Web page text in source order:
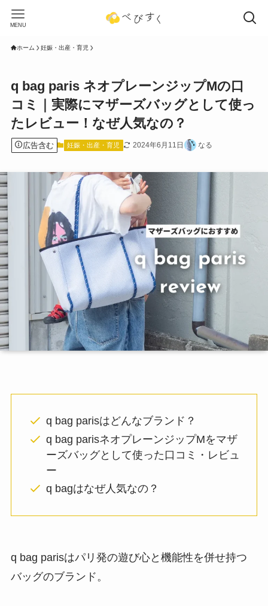
MENU
ホーム 妊娠・出産・育児
q bag paris ネオプレーンジップMの口
コミ｜実際にマザーズバッグとして使っ
たレビュー！なぜ人気なの？
広告含む 妊娠・出産・育児 2024年6月11日 なる
q bag parisはどんなブランド？
q bag parisネオプレーンジップMをマザ
ーズバッグとして使った口コミ・レビュ
ー
q bagはなぜ人気なの？
q bag parisはパリ発の遊び心と機能性を併せ持つ
バッグのブランド。